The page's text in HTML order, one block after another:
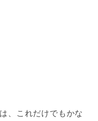
、これだけでもかな